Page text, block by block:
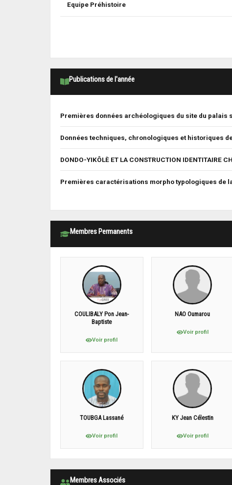
Equipe Préhistoire
Publications de l'année
Premières données archéologiques du site du palais
Données techniques, chronologiques et historiques
DONDO-YIKÔLÈ ET LA CONSTRUCTION IDENTITAIRE
Premières caractérisations morpho typologiques de
Membres Permanents
COULIBALY Pon Jean-
Baptiste
Voir profil
NAO Oumarou
Voir profil
TOUBGA Lassané
Voir profil
KY Jean Célestin
Voir profil
Membres Associés